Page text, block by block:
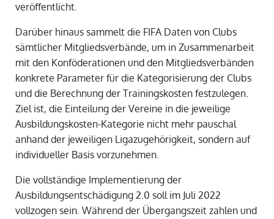
veröffentlicht.
Darüber hinaus sammelt die FIFA Daten von Clubs
sämtlicher Mitgliedsverbände, um in Zusammenarbeit
mit den Konföderationen und den Mitgliedsverbänden
konkrete Parameter für die Kategorisierung der Clubs
und die Berechnung der Trainingskosten festzulegen.
Ziel ist, die Einteilung der Vereine in die jeweilige
Ausbildungskosten-Kategorie nicht mehr pauschal
anhand der jeweiligen Ligazugehörigkeit, sondern auf
individueller Basis vorzunehmen.
Die vollständige Implementierung der
Ausbildungsentschädigung 2.0 soll im Juli 2022
vollzogen sein. Während der Übergangszeit zahlen und